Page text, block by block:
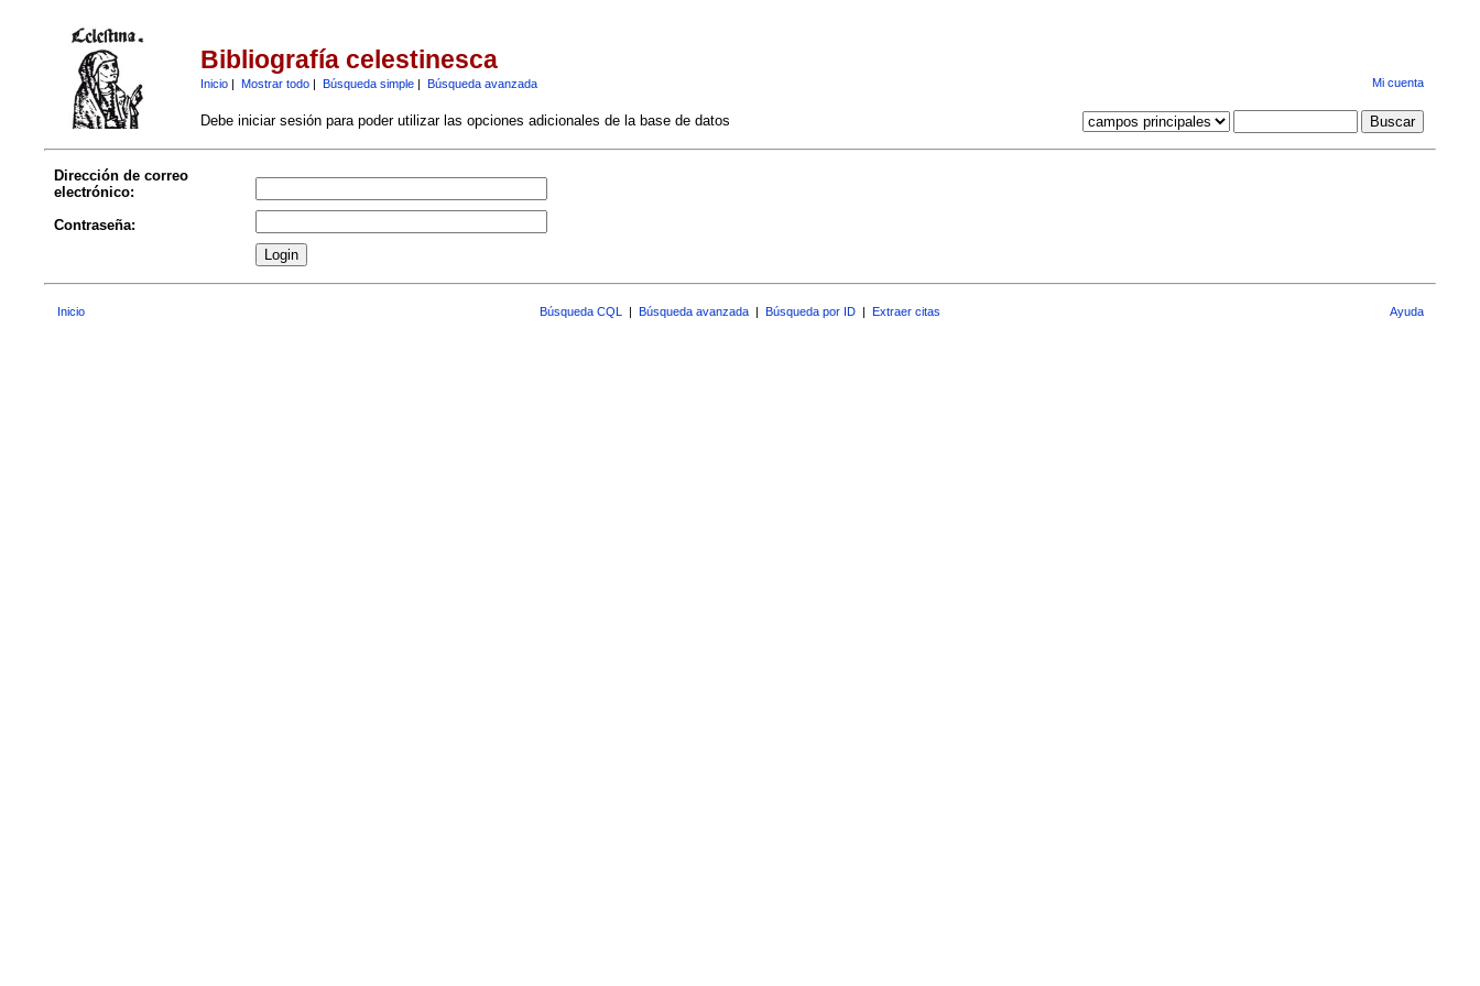
Bibliografía celestinesca
Inicio| Mostrar todo| Búsqueda simple| Búsqueda avanzada Mi cuenta
Debe iniciar sesión para poder utilizar las opciones adicionales de la base de datos
Dirección de correo
electrónico:
Contraseña:
Inicio Búsqueda CQL | Búsqueda avanzada | Búsqueda por ID | Extraer citas Ayuda